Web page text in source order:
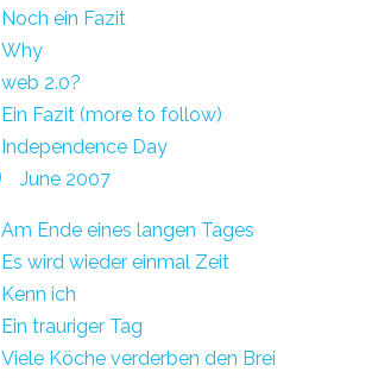
Noch ein Fazit
Why
web 2.0?
Ein Fazit (more to follow)
Independence Day
June 2007
Am Ende eines langen Tages
Es wird wieder einmal Zeit
Kenn ich
Ein trauriger Tag
Viele Köche verderben den Brei